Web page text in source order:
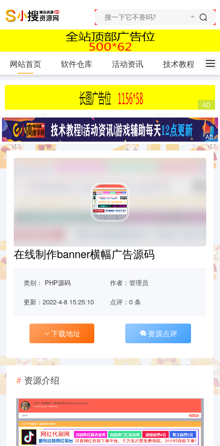
网站首页 软件仓库 活动资讯 技术教程
在线制作banner横幅广告源码
类别： PHP源码 作者：管理员
更新：2022-4-8 15:25:10 点评：0 条
下载地址 资源点评
资源介绍